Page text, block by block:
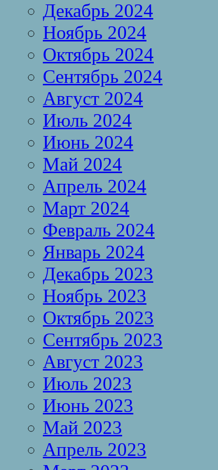
Декабрь 2024
Ноябрь 2024
Октябрь 2024
Сентябрь 2024
Август 2024
Июль 2024
Июнь 2024
Май 2024
Апрель 2024
Март 2024
Февраль 2024
Январь 2024
Декабрь 2023
Ноябрь 2023
Октябрь 2023
Сентябрь 2023
Август 2023
Июль 2023
Июнь 2023
Май 2023
Апрель 2023